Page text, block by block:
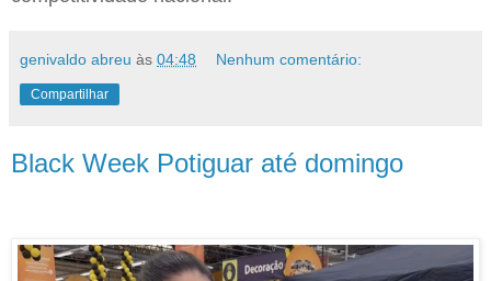
genivaldo abreu às 04:48 Nenhum comentário:
Compartilhar
Black Week Potiguar até domingo